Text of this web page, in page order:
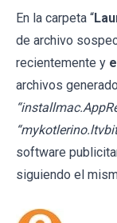
En la carpeta “
de archivo
recientemente y
archivos
software
siguiendo el